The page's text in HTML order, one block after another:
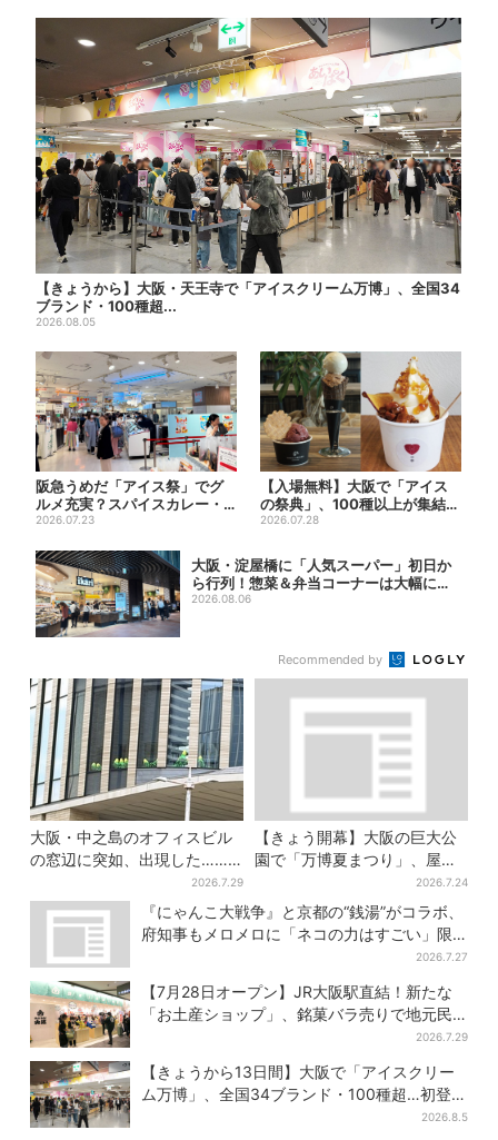
【きょうから】大阪・天王寺で「アイスクリーム万博」、全国34
ブランド・100種超...
2026.08.05
阪急うめだ「アイス祭」でグ
ルメ充実？スパイスカレー・
ピザ・ポテト…“しょっぱい
2026.07.23
【入場無料】大阪で「アイス
の祭典」、100種以上が集結！
グッズ＆タダ券が当たる巨...
2026.07.28
大阪・淀屋橋に「人気スーパー」初日か
ら行列！惣菜＆弁当コーナーは大幅に拡
大…人気...
2026.08.06
Recommended by
大阪・中之島のオフィスビル
の窓辺に突如、出現した……
巨大インコ「何かいる」「朝
からビビった」、その正体と
は？
2026.7.29
【きょう開幕】大阪の巨大公
園で「万博夏まつり」、屋台
グルメ＆幻想的イルミネーシ
ョン…計27日間開催
2026.7.24
『にゃんこ大戦争』と京都の“銭湯”がコラボ、
府知事もメロメロに「ネコの力はすごい」限
2026.7.27
【7月28日オープン】JR大阪駅直結！新たな
「お土産ショップ」、銘菓バラ売りで地元民
2026.7.29
【きょうから13日間】大阪で「アイスクリー
ム万博」、全国34ブランド・100種超…初登場
2026.8.5